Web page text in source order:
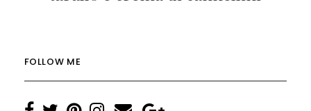
FOLLOW ME